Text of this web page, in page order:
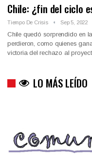
Chile: ¿fin del ciclo
Tiempo De Crisis Sep 5, 2022
Chile quedó sorprendido en
perdieron, como quienes
victoria del rechazo al
LO MÁS LEÍDO